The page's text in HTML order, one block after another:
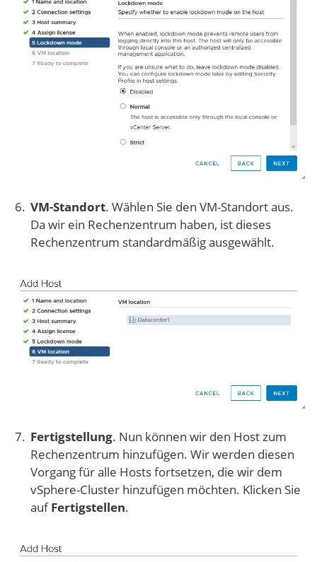
VM-Standort. Wählen Sie den VM-Standort aus.
Da wir ein Rechenzentrum haben, ist dieses
Rechenzentrum standardmäßig ausgewählt.
Fertigstellung. Nun können wir den Host zum
Rechenzentrum hinzufügen. Wir werden diesen
Vorgang für alle Hosts fortsetzen, die wir dem
vSphere-Cluster hinzufügen möchten. Klicken Sie
aufFertigstellen.